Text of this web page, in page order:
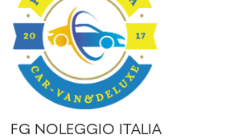
FG NOLEGGIO ITALIA